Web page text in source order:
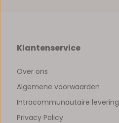
Klantenservice
Over ons
Algemene voorwaarden
Intracommunautaire levering
Privacy Policy